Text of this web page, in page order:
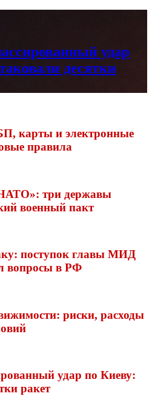
удар
десятки
карты и электронные
правила
три державы
военный пакт
поступок главы МИД
вопросы в РФ
риски, расходы
удар по Киеву:
ракет